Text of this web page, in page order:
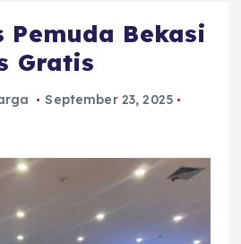
Pemuda Bekasi
Gratis
September 23, 2025